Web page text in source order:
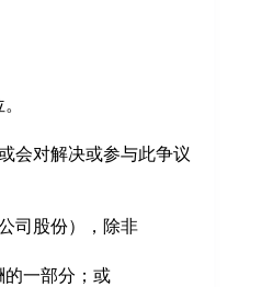
会对解决或参与此争议
司股份），除非
的一部分；或